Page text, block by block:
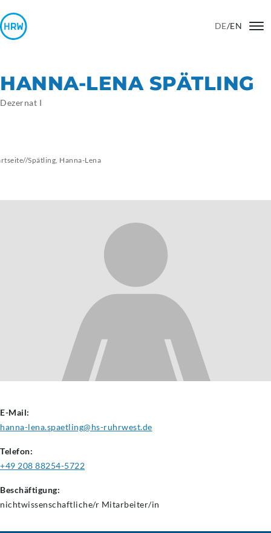
DE/EN
HANNA-LENA SPÄTLING
Dezernat I
//Spätling, Hanna-Lena
E-Mail:
hanna-lena.spaetling@hs-ruhrwest.de
Telefon:
+49 208 88254-5722
Beschäftigung:
nichtwissenschaftliche/r Mitarbeiter/in